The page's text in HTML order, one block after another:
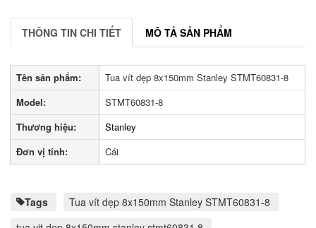
THÔNG TIN CHI TIẾT MÔ TẢ SẢN PHẨM
Tên sản phẩm:
Tua vít dẹp 8x150mm Stanley STMT60831-8
Model:
STMT60831-8
Thương hiệu:
Stanley
Đơn vị tính:
Cái
Tags
Tua vít dẹp 8x150mm Stanley STMT60831-8